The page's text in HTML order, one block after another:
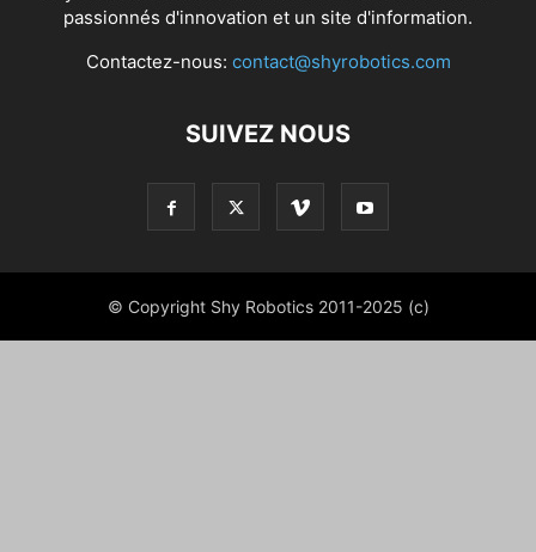
passionnés d'innovation et un site d'information.
Contactez-nous: contact@shyrobotics.com
SUIVEZ NOUS
© Copyright Shy Robotics 2011-2025 (c)